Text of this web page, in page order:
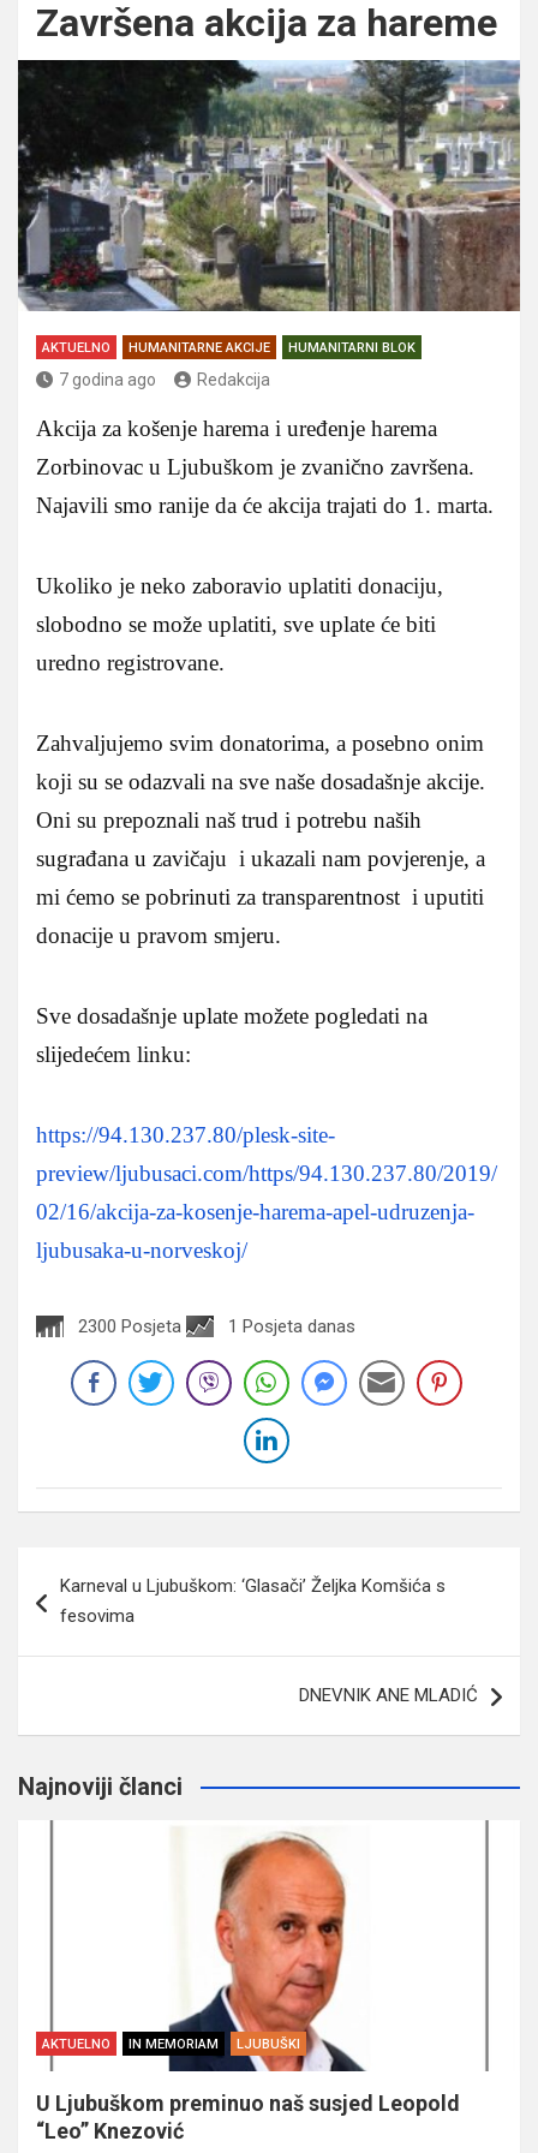
Završena akcija za hareme
AKTUELNO HUMANITARNE AKCIJE HUMANITARNI BLOK
7 godina ago Redakcija
Akcija za košenje harema i uređenje harema
Zorbinovac u Ljubuškom je zvanično završena.
Najavili smo ranije da će akcija trajati do 1. marta.
Ukoliko je neko zaboravio uplatiti donaciju,
slobodno se može uplatiti, sve uplate će biti
uredno registrovane.
Zahvaljujemo svim donatorima, a posebno onim
koji su se odazvali na sve naše dosadašnje akcije.
Oni su prepoznali naš trud i potrebu naših
sugrađana u zavičaju i ukazali nam povjerenje, a
mi ćemo se pobrinuti za transparentnost i uputiti
donacije u pravom smjeru.
Sve dosadašnje uplate možete pogledati na
slijedećem linku:
https://94.130.237.80/plesk-site-
preview/ljubusaci.com/https/94.130.237.80/2019/
02/16/akcija-za-kosenje-harema-apel-udruzenja-
ljubusaka-u-norveskoj/
2300 Posjeta 1 Posjeta danas
članaka
Karneval u Ljubuškom: ‘Glasači’ Željka Komšića s
fesovima
DNEVNIK ANE MLADIĆ
Najnoviji članci
AKTUELNO IN MEMORIAM LJUBUŠKI
U Ljubuškom preminuo naš susjed Leopold
“Leo” Knezović